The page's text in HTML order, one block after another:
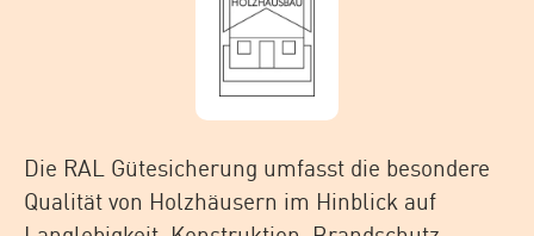
Die RAL Gütesicherung umfasst die besondere
Qualität von Holzhäusern im Hinblick auf